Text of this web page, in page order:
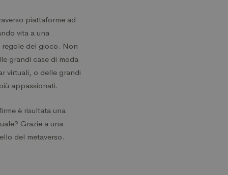
piattaforme ad
vita a una
del gioco. Non
grandi case di moda
virtuali, o delle grandi
appassionati.
è risultata una
Grazie a una
del metaverso.